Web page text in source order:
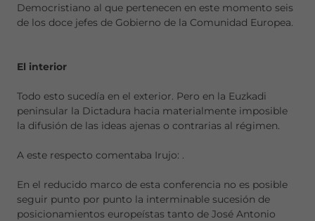
Democristiano al que pertenecen en este momento seis
de los doce jefes de Gobierno de la Comunidad Europea.
El interior
Todo esto sucedía en el exterior. Pero en la Euzkadi
peninsular la Dictadura hacia materialmente imposible
la difusión de las ideas ajenas o contrarias al régimen.
A este respecto comentaba Irujo: .
En el reducido marco de esta conferencia no es posible
seguir punto por punto la interminable sucesión de
posicionamientos europeístas tanto de José Antonio